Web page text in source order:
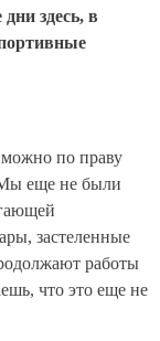
здесь, в
по праву
Мы еще не были
застеленные
работы
что это еще не